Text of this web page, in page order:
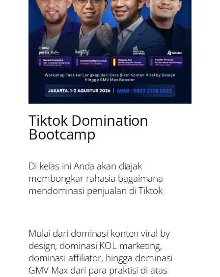
Tiktok Domination
Bootcamp
Di kelas ini Anda akan diajak
membongkar rahasia bagaimana
mendominasi penjualan di Tiktok
Mulai dari dominasi konten viral by
design, dominasi KOL marketing,
dominasi affiliator, hingga dominasi
GMV Max dari para praktisi di atas